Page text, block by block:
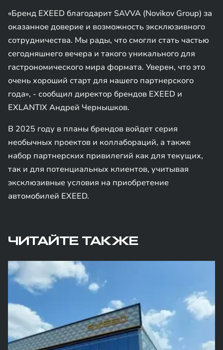
«Бренд EXEED благодарит SAVVA (Novikov Group) за
оказанное доверие и возможность эксклюзивного
сотрудничества. Мы рады, что смогли стать частью
сегодняшнего вечера и такого уникального для
гастрономического мира формата. Уверен, что это
очень хороший старт для нашего партнерского
года», - сообщил директор брендов EXEED и
EXLANTIX Андрей Чернышков.
В 2025 году в планы брендов войдет серия
необычных проектов и коллабораций, а также
набор партнерских привилегий как для текущих,
так и для потенциальных клиентов, учитывая
эксклюзивные условия на приобретение
автомобилей EXEED.
ЧИТАЙТЕ ТАКЖЕ